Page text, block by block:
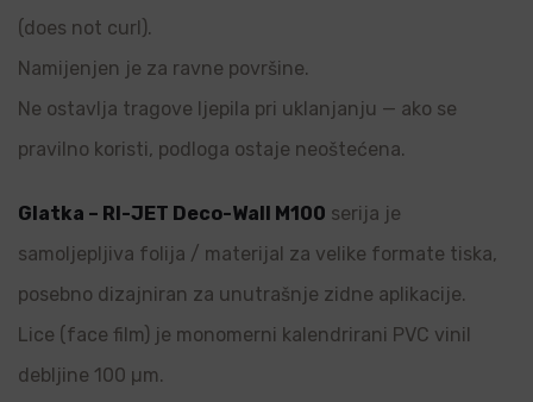
(does not curl).
Namijenjen je za ravne površine.
Ne ostavlja tragove ljepila pri uklanjanju — ako se
pravilno koristi, podloga ostaje neoštećena.
Glatka – RI-JET Deco-Wall M100 serija je
samoljepljiva folija / materijal za velike formate tiska,
posebno dizajniran za unutrašnje zidne aplikacije.
Lice (face film) je monomerni kalendrirani PVC vinil
debljine 100 µm.